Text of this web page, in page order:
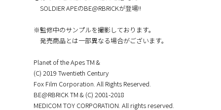
SOLDIER APEのBE@RBRICKが登場!!
※監修中のサンプルを撮影しております。
発売商品とは一部異なる場合がございます。
Planet of the Apes TM &
(C) 2019 Twentieth Century
Fox Film Corporation. All Rights Reserved.
BE@RBRICK TM & (C) 2001-2018
MEDICOM TOY CORPORATION. All rights reserved.